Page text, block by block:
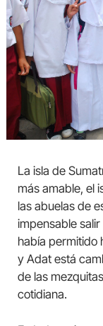
La isla de
más amable, el
las abuelas de
impensable salir
había permitido
y Adat está
de las
cotidiana.